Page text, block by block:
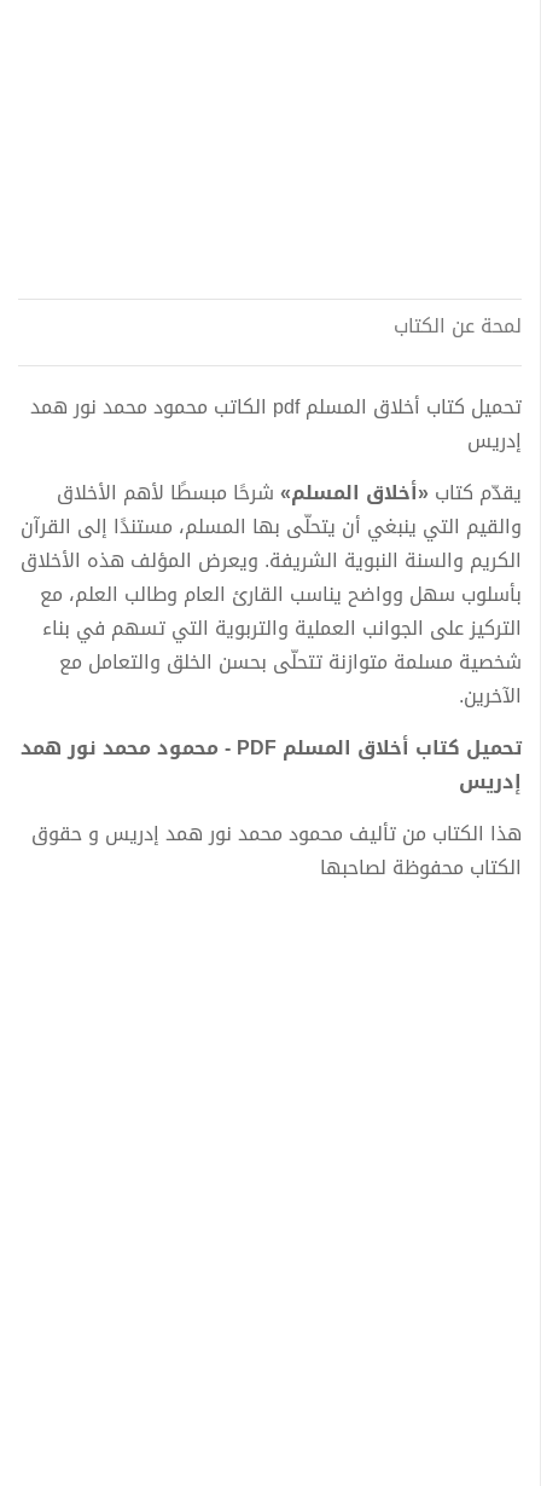
لمحة عن الكتاب
تحميل كتاب أخلاق المسلم pdf الكاتب محمود محمد نور همد
إدريس
يقدّم كتاب«أخلاق المسلم»شرحًا مبسطًا لأهم الأخلاق
والقيم التي ينبغي أن يتحلّى بها المسلم، مستندًا إلى القرآن
الكريم والسنة النبوية الشريفة. ويعرض المؤلف هذه الأخلاق
بأسلوب سهل وواضح يناسب القارئ العام وطالب العلم، مع
التركيز على الجوانب العملية والتربوية التي تسهم في بناء
شخصية مسلمة متوازنة تتحلّى بحسن الخلق والتعامل مع
الآخرين.
تحميل كتاب أخلاق المسلم PDF - محمود محمد نور همد
إدريس
هذا الكتاب من تأليف محمود محمد نور همد إدريس و حقوق
الكتاب محفوظة لصاحبها